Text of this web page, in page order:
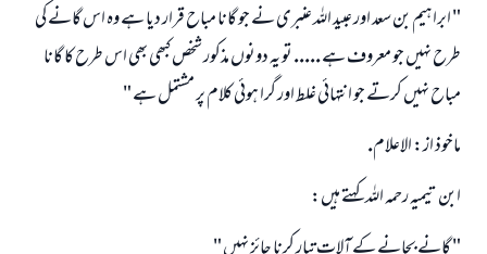
" ابراہيم بن سعد اور عبيد اللہ عنبرى نے جو گانا مباح قرار ديا ہے وہ اس گانے كى
طرح نہيں جو معروف ہے ..... تو يہ دونوں مذكور شخص كبھى بھى اس طرح كا گانا
مباح نہيں كرتے جو انتہائى غلط اور گرا ہوئى كلام پر مشتمل ہے "
ماخوذ از: الاعلام.
ابن تيميہ رحمہ اللہ كہتے ہيں: